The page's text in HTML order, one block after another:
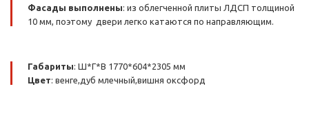
Фасады выполнены: из облегченной плиты ЛДСП толщиной
10 мм, поэтому двери легко катаются по направляющим.
Габариты: Ш*Г*В 1770*604*2305 мм
Цвет: венге,дуб млечный,вишня оксфорд